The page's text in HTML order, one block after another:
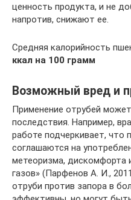
ценность продукта, и не
напротив, снижают ее.
Средняя калорийность
ккал на 100 грамм
Возможный вред и
Применение отрубей
последствия. Например,
работе подчеркивает, что
соглашаются на
метеоризма, дискомфорта
газов» (Парфенов А. И.,
отруби против запора в